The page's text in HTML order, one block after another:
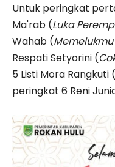
Untuk peringkat
Ma'rab (Luka
Wahab (
Respati Setyorini (
5 Listi Mora Rangkuti (
peringkat 6 Reni